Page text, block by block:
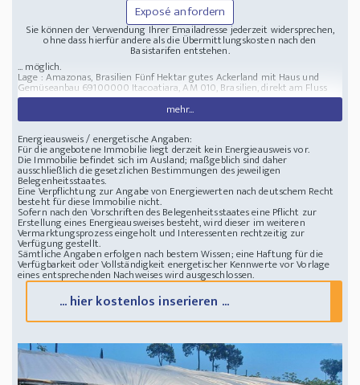
Exposé anfordern
Sie können der Verwendung Ihrer Emailadresse jederzeit widersprechen,
ohne dass hierfür andere als die Übermittlungskosten nach den
Basistarifen entstehen.
... möglich.
Lage : Amazonas, Brasilien Fünf Hektar gutes Ackerland mit Haus und
Gemüseanbau
mehr...
69100000 Itacoatiara, AM 010, Brasilien, direkt am Fluss
Energieausweis / energetische Angaben:
Für die angebotene Immobilie liegt derzeit kein Energieausweis vor.
Die Immobilie befindet sich im Ausland; maßgeblich sind daher
ausschließlich die gesetzlichen Bestimmungen des jeweiligen
Belegenheitsstaates.
Eine Verpflichtung zur Angabe von Energiewerten nach deutschem Recht
besteht für diese Immobilie nicht.
Sofern nach den Vorschriften des Belegenheitsstaates eine Pflicht zur
Erstellung eines Energieausweises besteht, wird dieser im weiteren
Vermarktungsprozess eingeholt und Interessenten rechtzeitig zur
Verfügung gestellt.
Sämtliche Angaben erfolgen nach bestem Wissen; eine Haftung für die
Verfügbarkeit oder Vollständigkeit energetischer Kennwerte vor Vorlage
eines entsprechenden Nachweises wird ausgeschlossen.
... hier kostenlos inserieren ...